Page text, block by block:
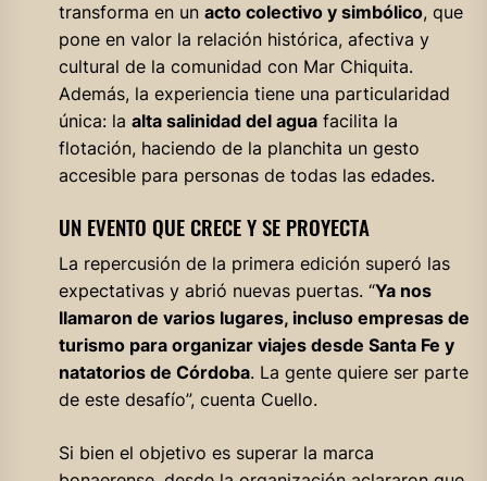
transforma en un acto colectivo y simbólico, que
pone en valor la relación histórica, afectiva y
cultural de la comunidad con Mar Chiquita.
Además, la experiencia tiene una particularidad
única: la alta salinidad del aguafacilita la
flotación, haciendo de la planchita un gesto
accesible para personas de todas las edades.
UN EVENTO QUE CRECE Y SE PROYECTA
La repercusión de la primera edición superó las
expectativas y abrió nuevas puertas. “Ya nos
llamaron de varios lugares, incluso empresas de
turismo para organizar viajes desde Santa Fe y
natatorios de Córdoba. La gente quiere ser parte
de este desafío”, cuenta Cuello.
Si bien el objetivo es superar la marca